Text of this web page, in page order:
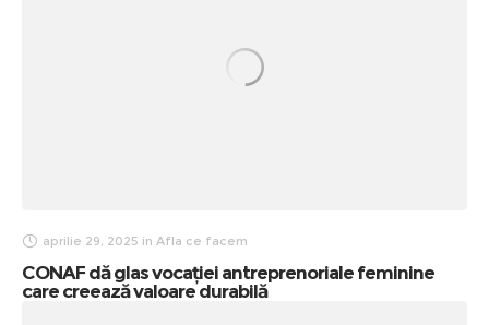
aprilie 29, 2025 in Afla ce facem
CONAF dă glas vocației antreprenoriale feminine
care creează valoare durabilă